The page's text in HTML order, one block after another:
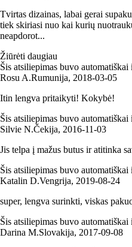
Tvirtas dizainas, labai gerai
tiek skiriasi nuo kai kurių
neapdorot...
Žiūrėti daugiau
Šis atsiliepimas buvo automatiškai
Rosu A.Rumunija, 2018‑03‑05
Itin lengva pritaikyti! Kokybė!
Šis atsiliepimas buvo automatiškai
Silvie N.Čekija, 2016‑11‑03
Jis telpa į mažus butus ir atitinka
Šis atsiliepimas buvo automatiškai
Katalin D.Vengrija, 2019‑08‑24
super, lengva surinkti, viskas
Šis atsiliepimas buvo automatiškai
Darina M.Slovakija, 2017‑09‑08